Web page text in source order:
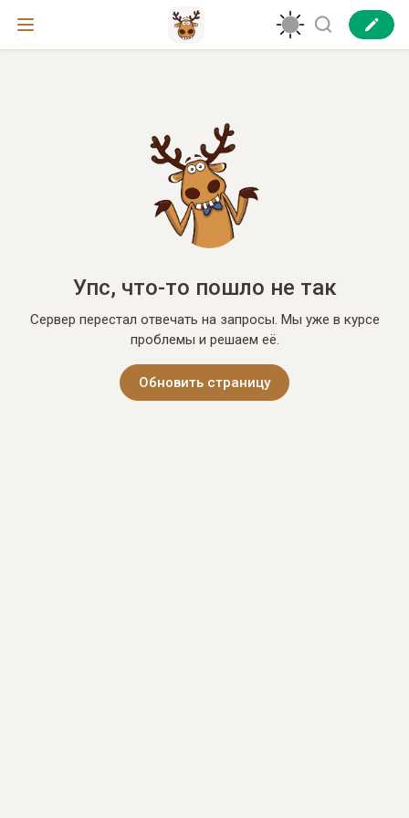
Упс, что-то пошло не так
Сервер перестал отвечать на запросы. Мы уже в курсе
проблемы и решаем её.
Обновить страницу